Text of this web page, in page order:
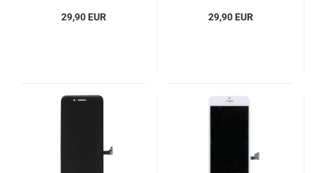
29,90 EUR 29,90 EUR